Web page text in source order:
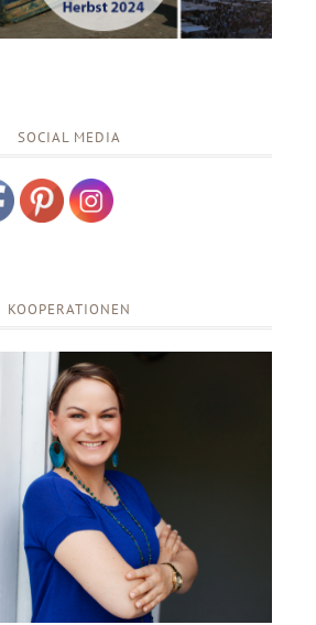
SOCIAL MEDIA
KOOPERATIONEN